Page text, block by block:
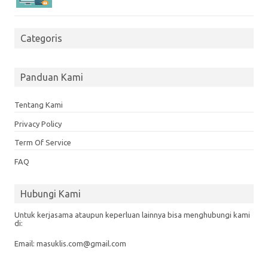
Categoris
Panduan Kami
Tentang Kami
Privacy Policy
Term Of Service
FAQ
Hubungi Kami
Untuk kerjasama ataupun keperluan lainnya bisa menghubungi kami
di:
Email: masuklis.com@gmail.com